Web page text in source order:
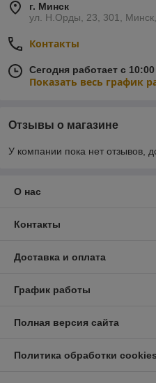
г. Минск
ул. Н.Орды, 23, 301,
Контакты
Сегодня работает с
Показать весь график
Отзывы о магазине
У компании пока нет отзывов,
О нас
Контакты
Доставка и оплата
График работы
Полная версия сайта
Политика обработки cookies